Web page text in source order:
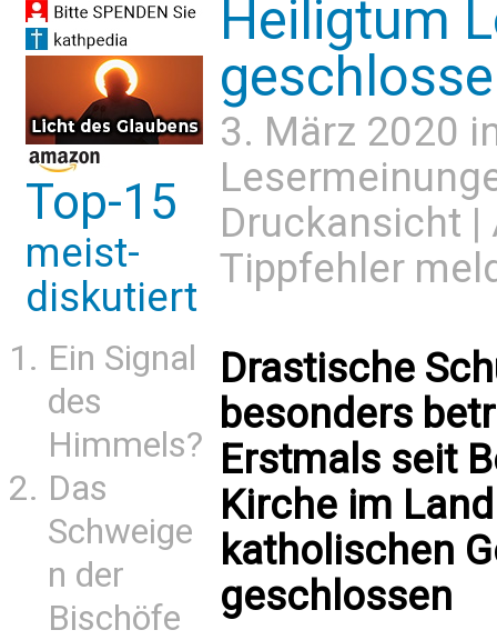
Top-15
meist-
diskutiert
Ein Signal
des
Himmels?
Das
Schweige
n der
Bischöfe
Heiligtum
3. März 2020
Druckansicht |
Tippfehler
Drastische
besonders
Erstmals seit
Kirche im
katholischen
geschlossen